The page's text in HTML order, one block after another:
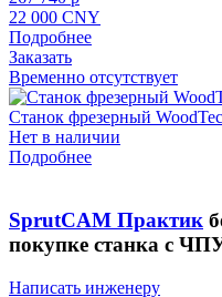
22 000 CNY
Подробнее
Заказать
Временно отсутствует
Станок фрезерный
Нет в наличии
Подробнее
SprutCAM Практик
покупке станка с
Написать инженеру